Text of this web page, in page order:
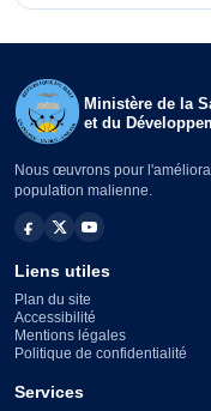
Ministère de la
et du
Nous œuvrons pour
population malienne.
Liens utiles
Plan du site
Accessibilité
Mentions légales
Politique de confidentialité
Services